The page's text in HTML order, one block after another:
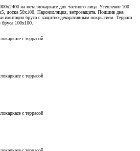
на металлокаркасе для частного лица. Утепление 100
доска 50x100. Пароизоляция, ветрозащита. Подшив дна
имитация бруса с защитно-декоративным покрытием. Терраса
100x100.